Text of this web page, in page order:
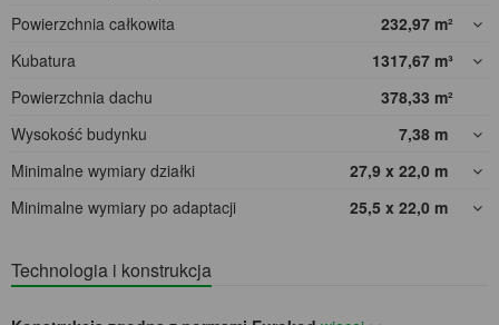
Powierzchnia całkowita
232,97 m²
Kubatura
1317,67 m³
Powierzchnia dachu
378,33 m²
Wysokość budynku
7,38 m
Minimalne wymiary działki
27,9 x 22,0 m
Minimalne wymiary po adaptacji
25,5 x 22,0 m
Technologia i konstrukcja